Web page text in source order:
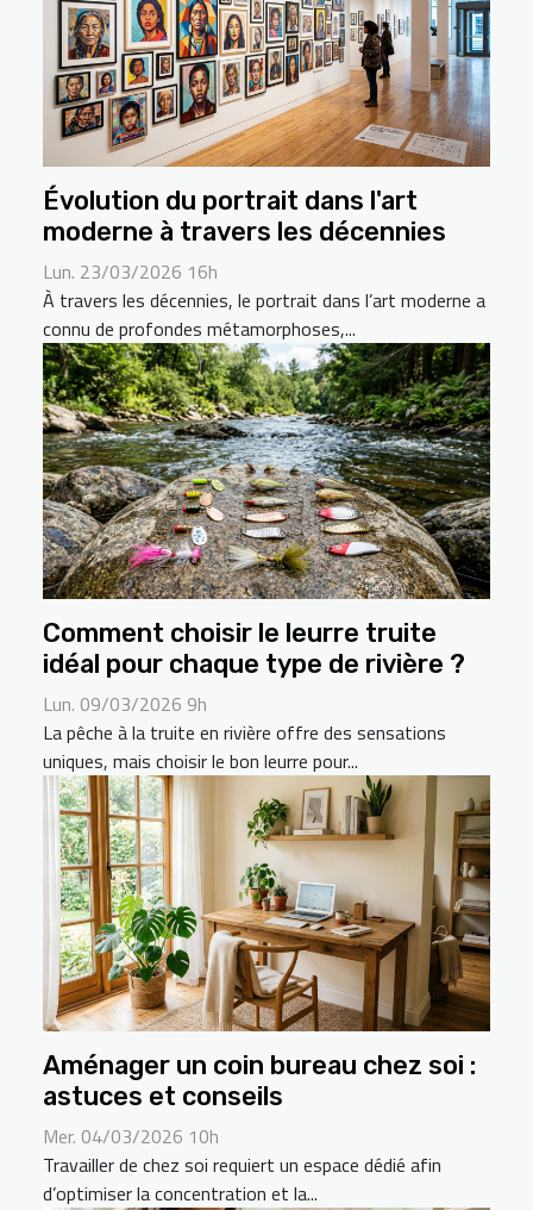
Évolution du portrait dans l'art
moderne à travers les décennies
Lun. 23/03/2026 16h
À travers les décennies, le portrait dans l’art moderne a
connu de profondes métamorphoses,...
Comment choisir le leurre truite
idéal pour chaque type de rivière ?
Lun. 09/03/2026 9h
La pêche à la truite en rivière offre des sensations
uniques, mais choisir le bon leurre pour...
Aménager un coin bureau chez soi :
astuces et conseils
Mer. 04/03/2026 10h
Travailler de chez soi requiert un espace dédié afin
d’optimiser la concentration et la...